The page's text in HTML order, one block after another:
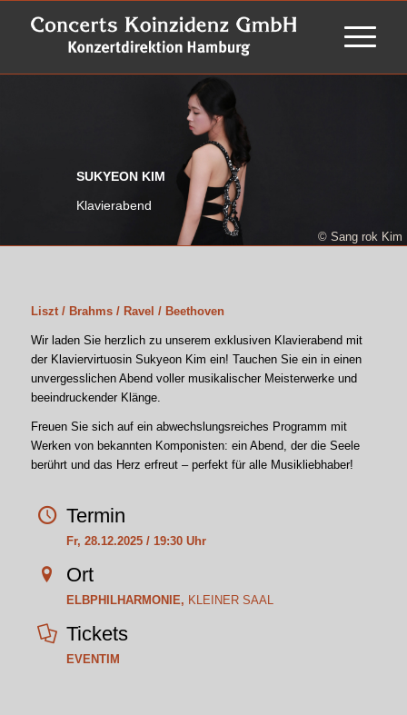
SUKYEON KIM
Klavierabend
© Sang rok Kim
Liszt / Brahms / Ravel / Beethoven
Wir laden Sie herzlich zu unserem exklusiven Klavierabend mit
der Klaviervirtuosin Sukyeon Kim ein! Tauchen Sie ein in einen
unvergesslichen Abend voller musikalischer Meisterwerke und
beeindruckender Klänge.
Freuen Sie sich auf ein abwechslungsreiches Programm mit
Werken von bekannten Komponisten: ein Abend, der die Seele
berührt und das Herz erfreut – perfekt für alle Musikliebhaber!
Termin
Fr, 28.12.2025 / 19:30 Uhr
Ort
ELBPHILHARMONIE, KLEINER SAAL
Tickets
EVENTIM